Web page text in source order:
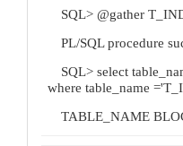
SQL> @gather
PL/SQL procedure
SQL> select
where table_name
TABLE_NAME